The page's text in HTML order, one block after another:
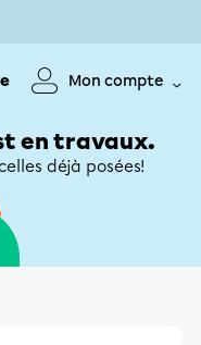
Mon compte
en travaux.
déjà posées!